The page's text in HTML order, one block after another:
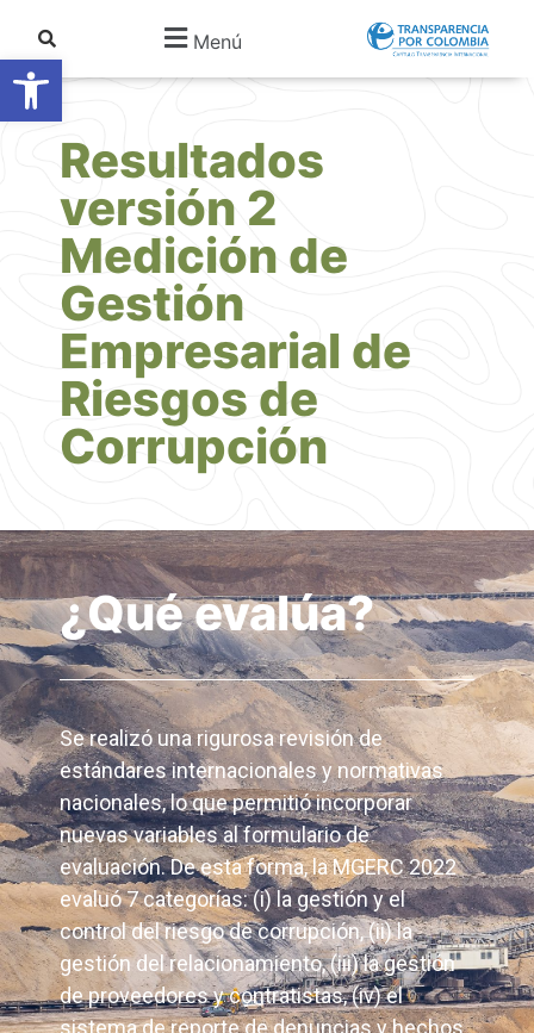
Abrir barra de herramientas
Menú
Resultados
versión 2
Medición de
Gestión
Empresarial de
Riesgos de
Corrupción
¿Qué evalúa?
Se realizó una rigurosa revisión de
estándares internacionales y normativas
nacionales, lo que permitió incorporar
nuevas variables al formulario de
evaluación. De esta forma, la MGERC 2022
evaluó 7 categorías: (i) la gestión y el
control del riesgo de corrupción, (ii) la
gestión del relacionamiento, (iii) la gestión
de proveedores y contratistas, (iv) el
sistema de reporte de denuncias y hechos